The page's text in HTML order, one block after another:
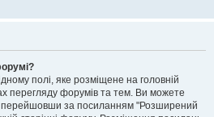
полі, яке розміщене на головній
перегляду форумів та тем. Ви можете
за посиланням "Розширений